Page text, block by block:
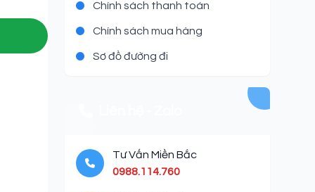
Chính sách thanh toán
Chính sách mua hàng
Sơ đồ đường đi
Tư Vấn Miền Bắc
0988.114.760